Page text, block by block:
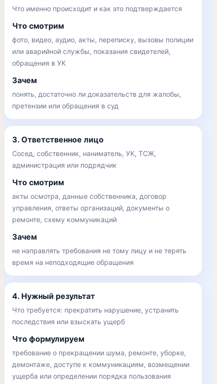
Что именно происходит и как это подтверждается
Что смотрим
фото, видео, аудио, акты, переписку, вызовы полиции
или аварийной службы, показания свидетелей,
обращения в УК
Зачем
понять, достаточно ли доказательств для жалобы,
претензии или обращения в суд
3. Ответственное лицо
Сосед, собственник, наниматель, УК, ТСЖ,
администрация или подрядчик
Что смотрим
акты осмотра, данные собственника, договор
управления, ответы организаций, документы о
ремонте, схему коммуникаций
Зачем
не направлять требования не тому лицу и не терять
время на неподходящие обращения
4. Нужный результат
Что требуется: прекратить нарушение, устранить
последствия или взыскать ущерб
Что формулируем
требование о прекращении шума, ремонте, уборке,
демонтаже, доступе к коммуникациям, возмещении
ущерба или определении порядка пользования